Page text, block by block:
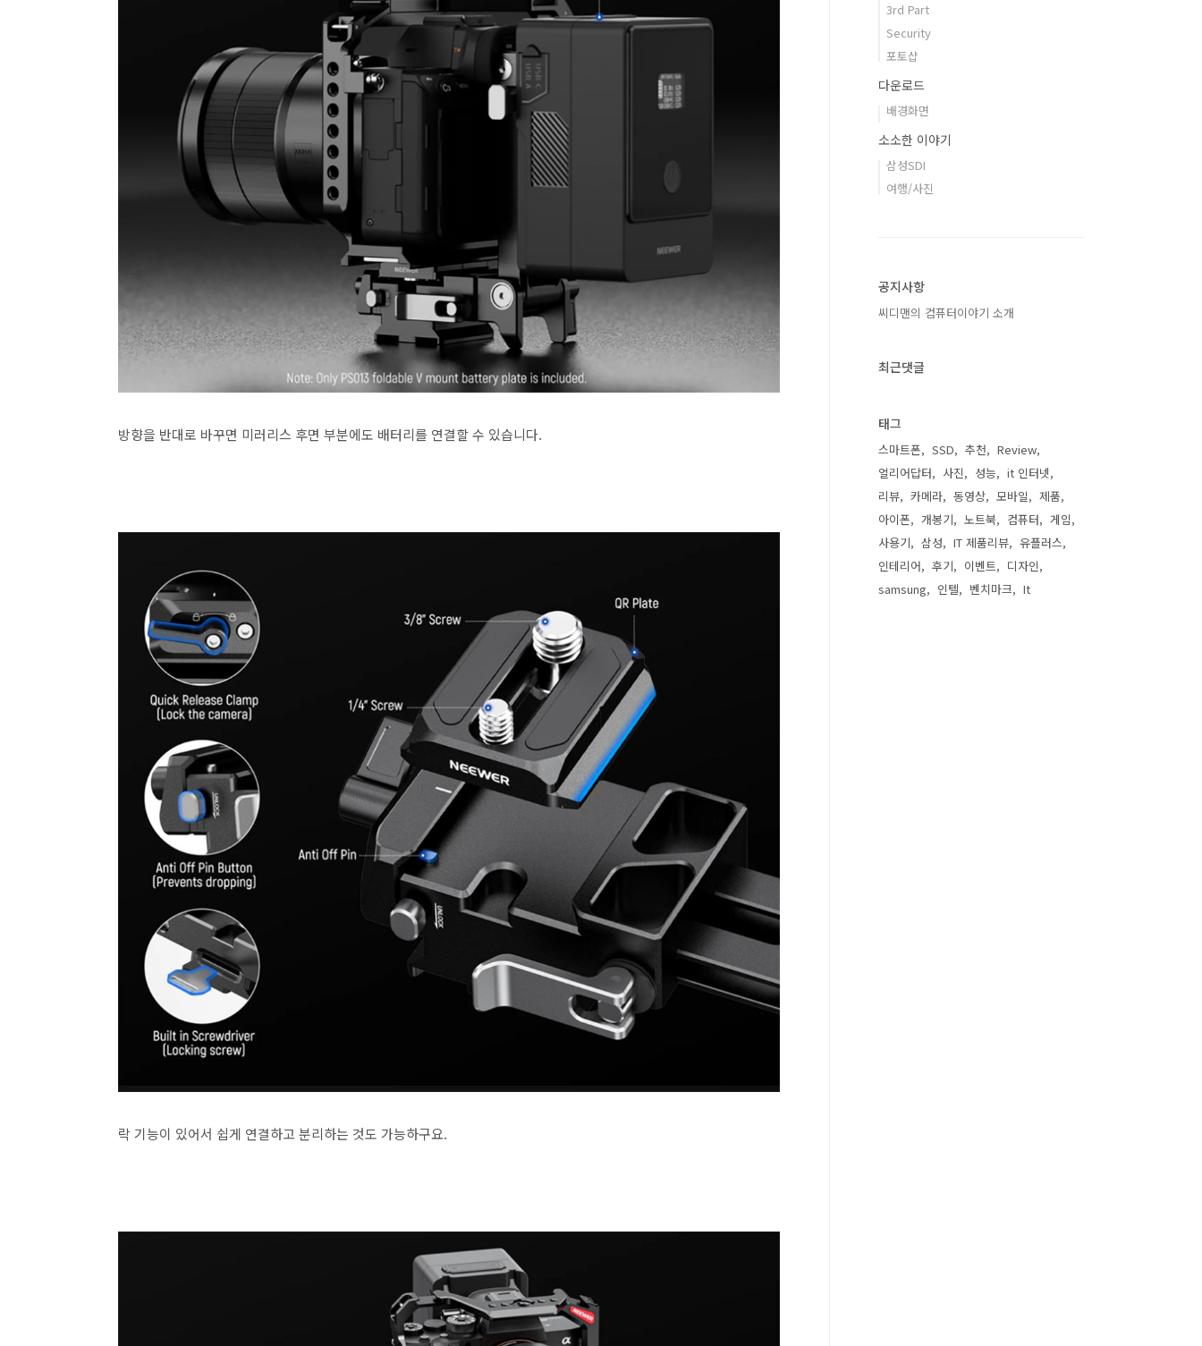
방향을 반대로 바꾸면 미러리스 후면 부분에도 배터리를 연결할 수 있습니다.
락 기능이 있어서 쉽게 연결하고 분리하는 것도 가능하구요.
3rd Part
Security
포토샵
다운로드
배경화면
소소한 이야기
삼성SDI
여행/사진
공지사항
씨디맨의 컴퓨터이야기 소개
최근댓글
태그
스마트폰 SSD 추천
Review
얼리어답터
사진 성능
it 인터넷
리뷰
카메라 동영상 모바일
제품
아이폰
개봉기 노트북 컴퓨터
게임
사용기
삼성 IT 제품리뷰
유플러스
인테리어
후기 이벤트
디자인
samsung
인텔 벤치마크 It